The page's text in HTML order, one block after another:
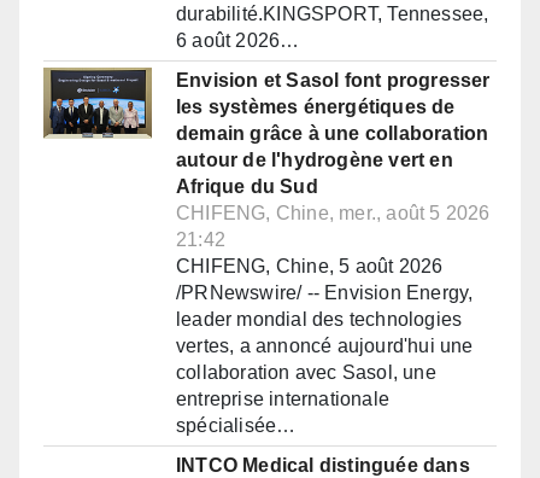
durabilité.KINGSPORT, Tennessee,
6 août 2026…
Envision et Sasol font progresser
les systèmes énergétiques de
demain grâce à une collaboration
autour de l'hydrogène vert en
Afrique du Sud
CHIFENG, Chine, mer., août 5 2026
21:42
CHIFENG, Chine, 5 août 2026
/PRNewswire/ -- Envision Energy,
leader mondial des technologies
vertes, a annoncé aujourd'hui une
collaboration avec Sasol, une
entreprise internationale
spécialisée…
INTCO Medical distinguée dans